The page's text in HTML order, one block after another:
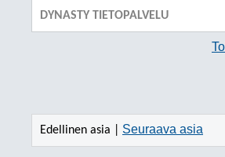
DYNASTY TIETOPALVELU
Edellinen asia | Seuraava asia